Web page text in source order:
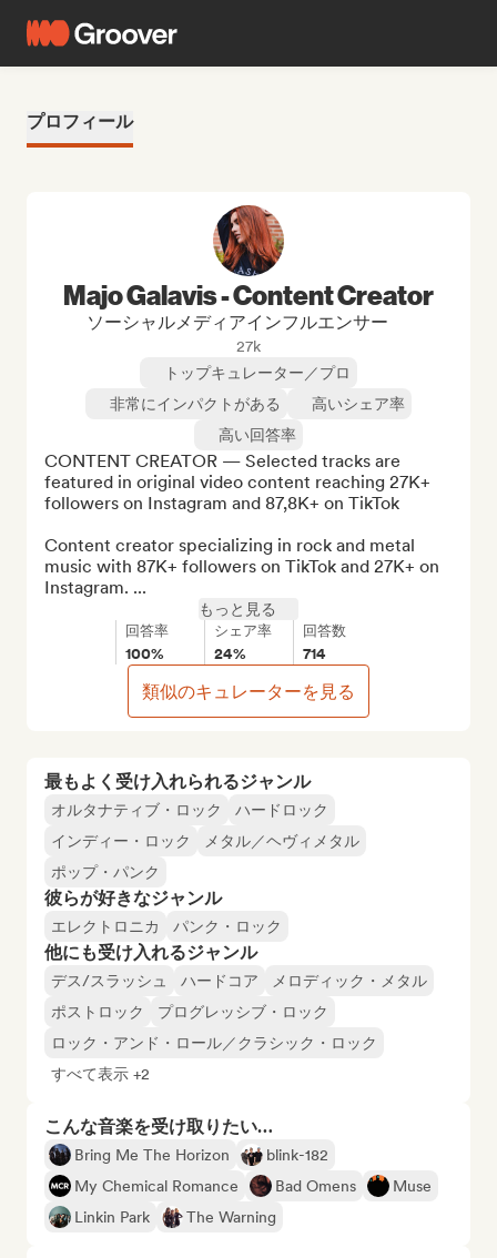
プロフィール
最もよく受け入れられるジャンル
オルタナティブ・ロック
ハードロック
インディー・ロック
メタル／ヘヴィメタル
ポップ・パンク
彼らが好きなジャンル
エレクトロニカ パンク・ロック
他にも受け入れるジャンル
デス/スラッシュ ハードコア
メロディック・メタル
ポストロック
プログレッシブ・ロック
ロック・アンド・ロール／クラシック・ロック
すべて表示 +2
こんな音楽を受け取りたい…
Bring Me The Horizon
blink-182
My Chemical Romance
Bad Omens
Muse
Linkin Park
The Warning
Majo Galavis - Content Creator
ソーシャルメディアインフルエンサー
27k
トップキュレーター／プロ
非常にインパクトがある
高いシェア率
高い回答率
CONTENT CREATOR — Selected tracks are
featured in original video content reaching 27K+
followers on Instagram and 87,8K+ on TikTok
Content creator specializing in rock and metal
music with 87K+ followers on TikTok and 27K+ on
Instagram. ...
もっと見る
回答率
100%
シェア率
24%
回答数
714
類似のキュレーターを見る